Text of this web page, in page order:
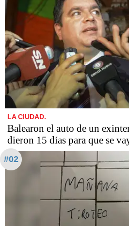
LA CIUDAD.
Balearon el auto de un
dieron 15 días para que se
#02